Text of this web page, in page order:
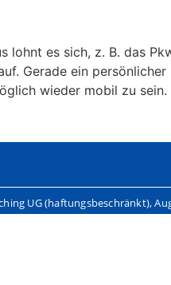
es sich, z. B. das
Gerade ein
wieder mobil zu sein.
UG (haftungsbeschränkt),